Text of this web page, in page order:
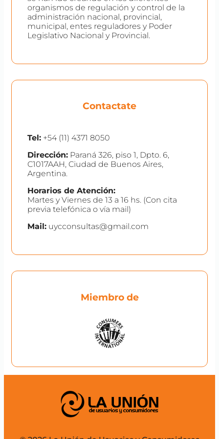
organismos de regulación y control de la
administración nacional, provincial,
municipal, entes reguladores y Poder
Legislativo Nacional y Provincial.
Contactate
Tel: +54 (11) 4371 8050
Dirección: Paraná 326, piso 1, Dpto. 6,
C1017AAH, Ciudad de Buenos Aires,
Argentina.
Horarios de Atención:
Martes y Viernes de 13 a 16 hs. (Con cita
previa telefónica o vía mail)
Mail: uycconsultas@gmail.com
Miembro de